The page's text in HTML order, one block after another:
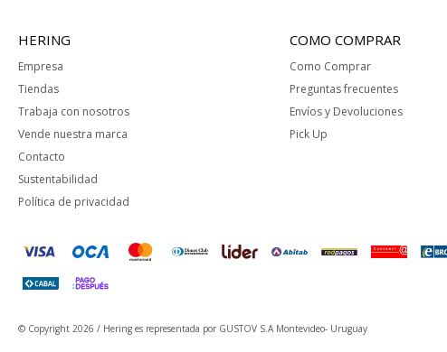
HERING
Empresa
Tiendas
Trabaja con nosotros
Vende nuestra marca
Contacto
Sustentabilidad
Política de privacidad
COMO COMPRAR
Como Comprar
Preguntas frecuentes
Envíos y Devoluciones
Pick Up
© Copyright 2026 / Hering es representada por GUSTOV S.A Montevideo- Uruguay